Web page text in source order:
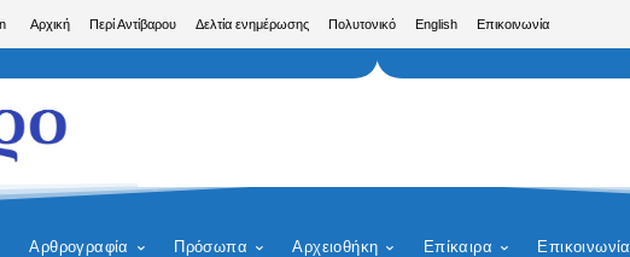
Αρχική Περί Αντίβαρου Δελτία ενημέρωσης Πολυτονικό English Επικοινωνία
Αρθρογραφία Πρόσωπα Αρχειοθήκη Επίκαιρα Επικοινωνία